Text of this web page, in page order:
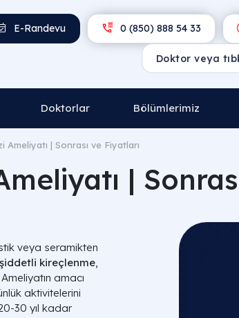
0 (850) 888 54 33
E-Randevu
Doktorlar Bölümlerimiz
Ameliyatı | Sonrası ve Fiyatları
|
veya seramikten
şiddetli kireçlenme,
amacı
aktivitelerini
30 yıl kadar